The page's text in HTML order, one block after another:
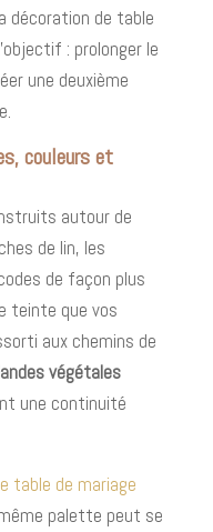
décoration de table
: prolonger le
une deuxième
couleurs et
autour de
de lin, les
de façon plus
teinte que vos
aux chemins de
végétales
une continuité
table de mariage
palette peut se